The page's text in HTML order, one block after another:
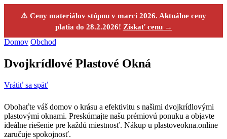
⚠️ Ceny materiálov stúpnu v marci 2026. Aktuálne ceny
platia do 28.2.2026! Získať cenu →
Domov Obchod
Dvojkrídlové Plastové Okná
Vrátiť sa späť
Obohaťte váš domov o krásu a efektivitu s našimi dvojkrídlovými
plastovými oknami. Preskúmajte našu prémiovú ponuku a objavte
ideálne riešenie pre každú miestnosť. Nákup u plastoveokna.online
zaručuje spokojnosť.